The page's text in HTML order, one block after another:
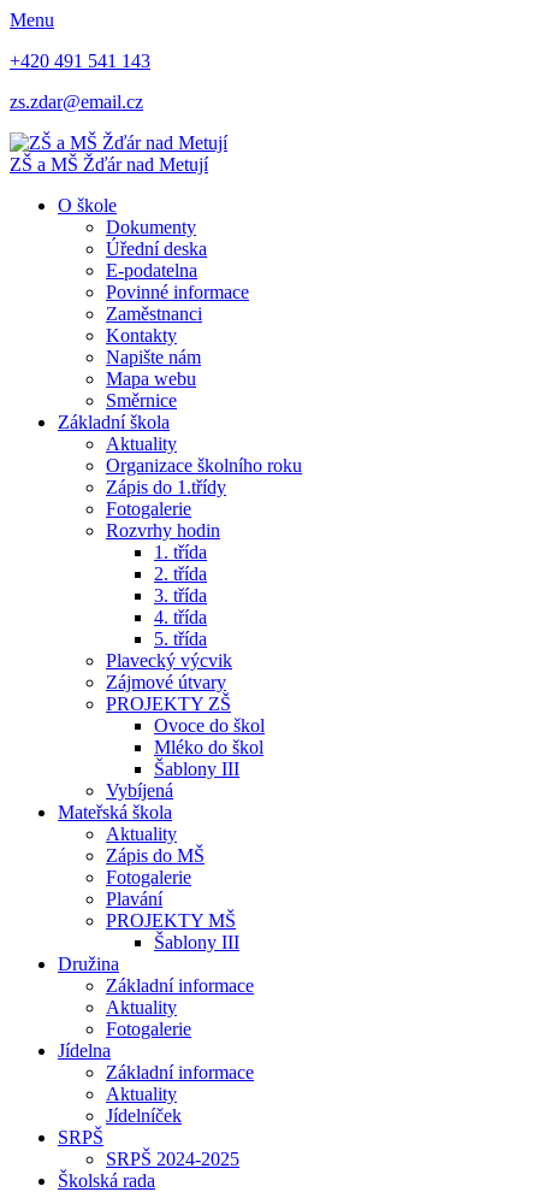
Menu
+420 491 541 143
zs.zdar@email.cz
ZŠ a MŠ Žďár nad Metují
O škole
Dokumenty
Úřední deska
E-podatelna
Povinné informace
Zaměstnanci
Kontakty
Napište nám
Mapa webu
Směrnice
Základní škola
Aktuality
Organizace školního roku
Zápis do 1.třídy
Fotogalerie
Rozvrhy hodin
1. třída
2. třída
3. třída
4. třída
5. třída
Plavecký výcvik
Zájmové útvary
PROJEKTY ZŠ
Ovoce do škol
Mléko do škol
Šablony III
Vybíjená
Mateřská škola
Aktuality
Zápis do MŠ
Fotogalerie
Plavání
PROJEKTY MŠ
Šablony III
Družina
Základní informace
Aktuality
Fotogalerie
Jídelna
Základní informace
Aktuality
Jídelníček
SRPŠ
SRPŠ 2024-2025
Školská rada